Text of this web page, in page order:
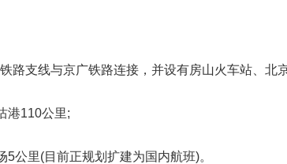
路支线与京广铁路连接，并设有房山火车站、北
港110公里;
5公里(目前正规划扩建为国内航班)。